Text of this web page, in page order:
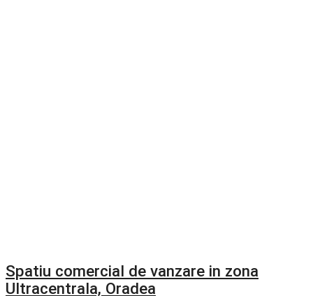
Spatiu comercial de vanzare in zona
Ultracentrala, Oradea